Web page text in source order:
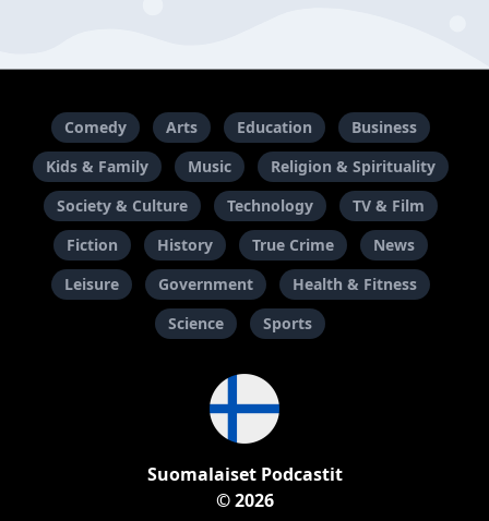
Comedy Arts Education
Business
Kids & Family
Music
Religion & Spirituality
Society & Culture
Technology
TV & Film
Fiction
History True Crime
News
Leisure
Government
Health & Fitness
Science
Sports
Suomalaiset Podcastit
© 2026